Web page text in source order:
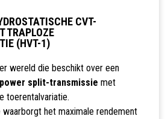
CVT-
TRAPLOZE
(HVT-1)
wereld die beschikt over een
split-transmissie met
toerentalvariatie.
waarborgt het maximale rendement